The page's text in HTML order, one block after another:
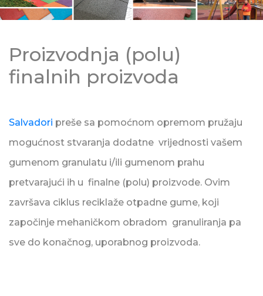
Proizvodnja (polu)
finalnih proizvoda
Salvadori preše sa pomoćnom opremom pružaju
mogućnost stvaranja dodatne vrijednosti vašem
gumenom granulatu i/ili gumenom prahu
pretvarajući ih u finalne (polu) proizvode. Ovim
završava ciklus reciklaže otpadne gume, koji
započinje mehaničkom obradom granuliranja pa
sve do konačnog, uporabnog proizvoda.